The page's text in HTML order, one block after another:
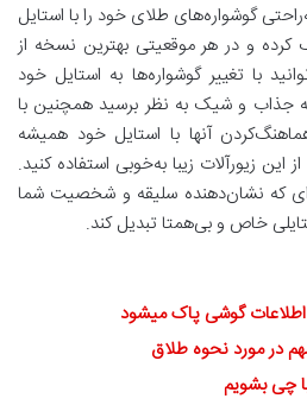
گوشواره‌های طلای خود را با استایل
و در هر موقعیتی بهترین نسخه از
با تغییر گوشواره‌ها به استایل خود
جذاب و شیک به نظر برسید همچنین با
آنها با استایل خود همیشه
زیورآلات زیبا به‌خوبی استفاده کنید.
که نشان‌دهنده سلیقه و شخصیت شما
خاص و بی‌همتا تبدیل کند.
گوشی پاک میشود
در مورد نحوه طلاق
چی بشویم